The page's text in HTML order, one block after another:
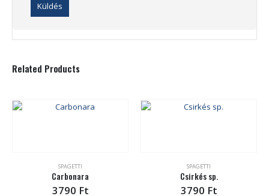
Related Products
SPAGETTI
Carbonara
3790 Ft
SPAGETTI
Csirkés sp.
3790 Ft